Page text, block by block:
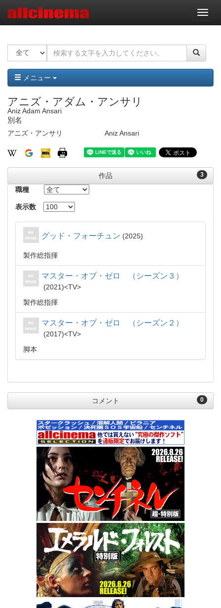
ナ
ビ
ー
ョ
ン
メニュー
アニズ・アダム・アンサリ
Aniz Adam Ansari
別名
アニズ・アンサリ Aniz Ansari
3
作品
職種
表示数
グッド・フォーチュン 2025
製作総指揮
マスター・オブ・ゼロ （シーズン３）
2021
TV
製作総指揮
マスター・オブ・ゼロ （シーズン２）
2017
TV
脚本
0
コメント